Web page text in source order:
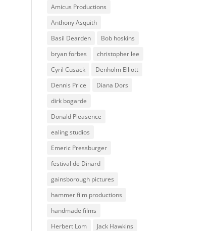
Amicus Productions
Anthony Asquith
Basil Dearden
Bob hoskins
bryan forbes
christopher lee
Cyril Cusack
Denholm Elliott
Dennis Price
Diana Dors
dirk bogarde
Donald Pleasence
ealing studios
Emeric Pressburger
festival de Dinard
gainsborough pictures
hammer film productions
handmade films
Herbert Lom
Jack Hawkins